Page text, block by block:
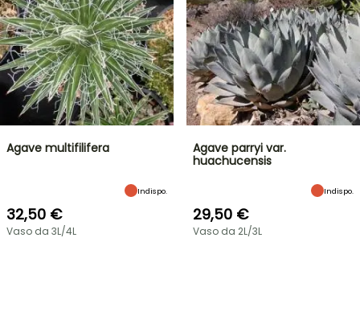
Agave multifilifera
Indispo.
32,50 €
Vaso da 3L/4L
Agave parryi var.
huachucensis
Indispo.
29,50 €
Vaso da 2L/3L